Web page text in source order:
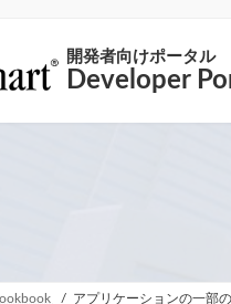
開発者向けポータル
Developer
アプリケーションの一部